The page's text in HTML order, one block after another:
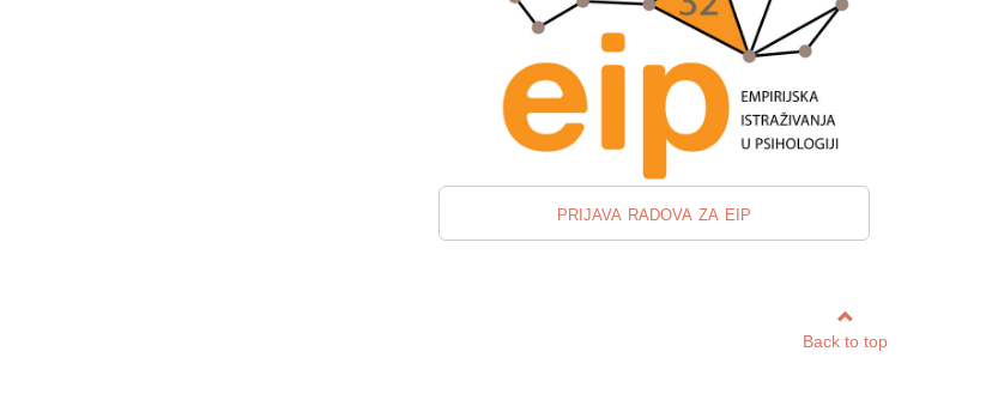
prijava radova za eip
Back to top